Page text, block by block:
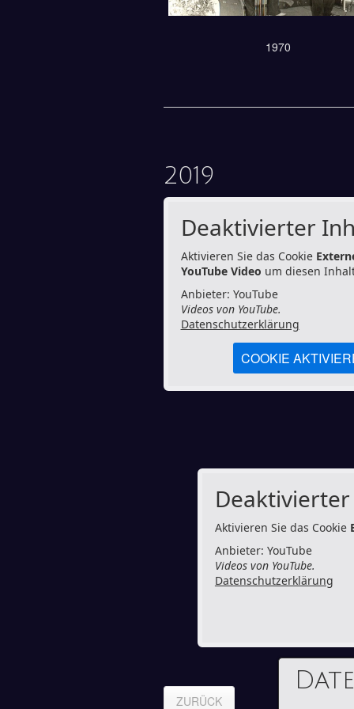
1970
2019
Deaktivierter
Aktivieren Sie das Cookie
YouTube Video um diesen
Anbieter: YouTube
Videos von YouTube.
Datenschutzerklärung
COOKIE
Aktivieren Sie das Cookie
Anbieter: YouTube
Videos von YouTube.
Datenschutzerklärung
ZURÜCK